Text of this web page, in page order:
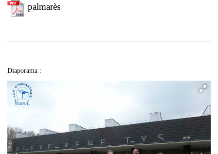
palmarès
Diaporama :